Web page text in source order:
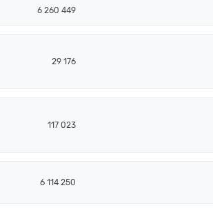
6 260 449
29 176
117 023
6 114 250